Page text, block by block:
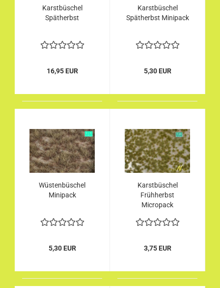
Karstbüschel
Spätherbst
16,95 EUR
Karstbüschel
Spätherbst Minipack
5,30 EUR
Wüstenbüschel
Minipack
5,30 EUR
Karstbüschel
Frühherbst
Micropack
3,75 EUR